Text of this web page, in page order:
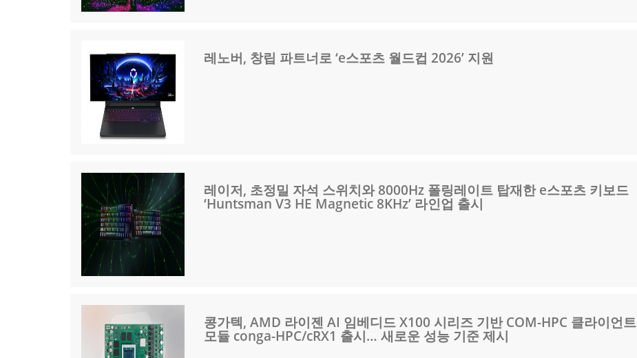
레노버, 창립 파트너로 ‘e스포츠 월드컵 2026’ 지원
레이저, 초정밀 자석 스위치와 8000Hz 폴링레이트 탑재한 e스포츠 키보드
‘Huntsman V3 HE Magnetic 8KHz’ 라인업 출시
콩가텍, AMD 라이젠 AI 임베디드 X100 시리즈 기반 COM-HPC 클라이언트
모듈 conga-HPC/cRX1 출시… 새로운 성능 기준 제시